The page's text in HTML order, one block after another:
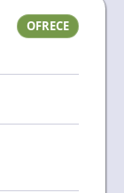
OFRECE